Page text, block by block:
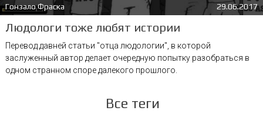
Гонзало Фраска 29.06.2017
Людологи тоже любят истории
Перевод давней статьи "отца людологии", в которой
заслуженный автор делает очередную попытку разобраться в
одном странном споре далекого прошлого.
Все теги